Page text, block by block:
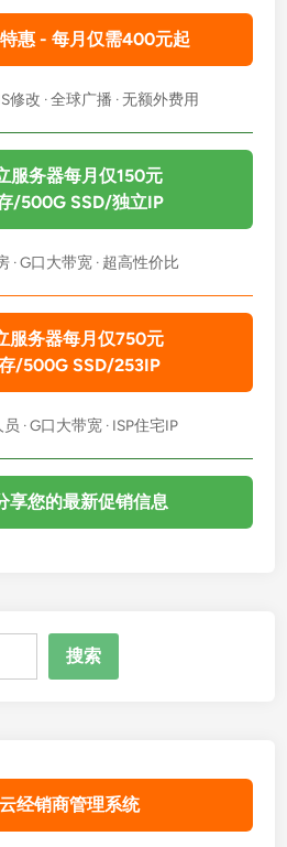
惠 - 每月仅需400元起
改 · 全球广播 · 无额外费用
服务器每月仅150元
/500G SSD/独立IP
· G口大带宽 · 超高性价比
服务器每月仅750元
/500G SSD/253IP
· G口大带宽 · ISP住宅IP
享您的最新促销信息
搜索
经销商管理系统